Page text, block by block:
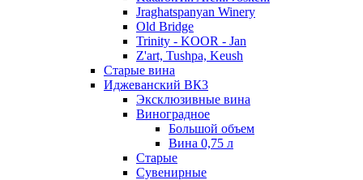
Jraghatspanyan Winery
Old Bridge
Trinity - KOOR - Jan
Z'art, Tushpa, Keush
Старые вина
Иджеванский ВК3
Эксклюзивные вина
Виноградное
Большой объем
Вина 0,75 л
Старые
Сувенирные